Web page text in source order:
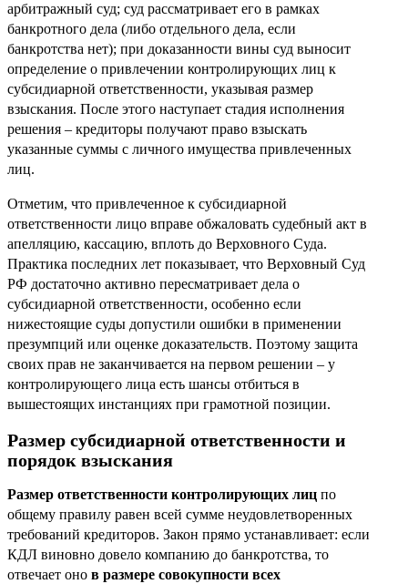
арбитражный суд; суд рассматривает его в рамках
банкротного дела (либо отдельного дела, если
банкротства нет); при доказанности вины суд выносит
определение о привлечении контролирующих лиц к
субсидиарной ответственности, указывая размер
взыскания. После этого наступает стадия исполнения
решения – кредиторы получают право взыскать
указанные суммы с личного имущества привлеченных
лиц.
Отметим, что привлеченное к субсидиарной
ответственности лицо вправе обжаловать судебный акт в
апелляцию, кассацию, вплоть до Верховного Суда.
Практика последних лет показывает, что Верховный Суд
РФ достаточно активно пересматривает дела о
субсидиарной ответственности, особенно если
нижестоящие суды допустили ошибки в применении
презумпций или оценке доказательств. Поэтому защита
своих прав не заканчивается на первом решении – у
контролирующего лица есть шансы отбиться в
вышестоящих инстанциях при грамотной позиции.
Размер субсидиарной ответственности и
порядок взыскания
Размер ответственности контролирующих лиц по
общему правилу равен всей сумме неудовлетворенных
требований кредиторов. Закон прямо устанавливает: если
КДЛ виновно довело компанию до банкротства, то
отвечает оно в размере совокупности всех